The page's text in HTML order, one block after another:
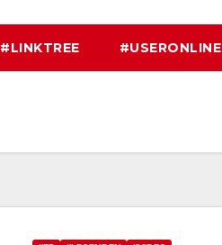
#LINKTREE #USERONLINE